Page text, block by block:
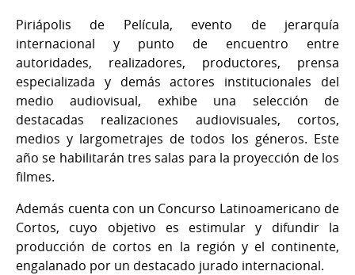
16
de
Oct
del
2022
Piriápolis de Película, evento de jerarquía
internacional y punto de encuentro entre
autoridades, realizadores, productores, prensa
especializada y demás actores institucionales del
medio audiovisual, exhibe una selección de
destacadas realizaciones audiovisuales, cortos,
medios y largometrajes de todos los géneros. Este
año se habilitarán tres salas para la proyección de los
filmes.
Además cuenta con un Concurso Latinoamericano de
Cortos, cuyo objetivo es estimular y difundir la
producción de cortos en la región y el continente,
engalanado por un destacado jurado internacional.